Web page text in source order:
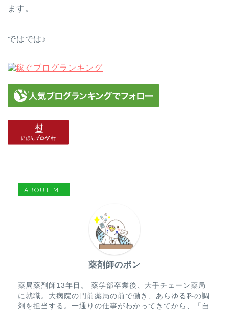
ます。
ではでは♪
ABOUT ME
薬剤師のポン
薬局薬剤師13年目。 薬学部卒業後、大手チェーン薬局
に就職。大病院の門前薬局の前で働き、あらゆる科の調
剤を担当する。一通りの仕事がわかってきてから、「自